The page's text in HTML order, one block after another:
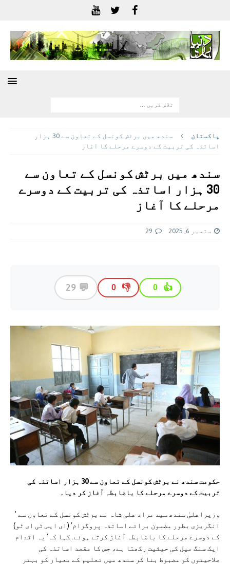
پاکستان
سندھ میں برٹش کونسل کے تعاون سے 30 ہزار
اساتذہ کی تربیت کے دوسرے مرحلے کا آغاز
سندھ میں برٹش کونسل کے تعاون سے
30 ہزار اساتذہ کی تربیت کے دوسرے
مرحلے کا آغاز
ستمبر 6, 2025 29
👍
0
👎
0
💬
29
حکومت سندھ نے برٹش کونسل کے تعاون سے 30 ہزار اساتذہ کی
تربیت کے دوسرے مرحلے کا باضابطہ آغاز کر دیا۔
وزیراعلیٰ سندھ سید مراد علی شاہ نے برٹش کونسل کے تعاون سے ’
انگریزی بطور مضمون برائے اساتذہ پروگرام’ (ای ایس ٹی ای ٹو)
کے دوسرے مرحلے کا باضابطہ آغاز کرتے ہوئے. کہا کہ’ یہ اقدام
ایک سنگ میل کی حیثیت رکھتا ہے، جس کا مقصد اساتذہ کی
صلاحیتوں کو مضبوط بنا کر سندھ میں تعلیم کے معیار کو بہتر